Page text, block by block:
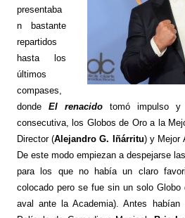
presentaba
n bastante
repartidos
hasta los
últimos
compases,
dondeEl renacido tomó impulso
consecutiva, los Globos de Oro a la
Director (Alejandro G. Iñárritu) y Mejor
De este modo empiezan a despejarse
para los que no había un claro
colocado pero se fue sin un solo Globo
aval ante la Academia). Antes habían